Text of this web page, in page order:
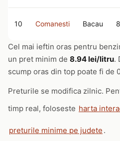
10 Comanesti Bacau
Cel mai ieftin oras pentru
un pret minim de 8.94 lei/litru.
scump oras din top poate fi de
Preturile se modifica zilnic.
timp real, foloseste harta
preturile minime pe judete .